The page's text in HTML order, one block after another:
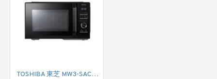
TOSHIBA 東芝 MW3-SAC24SE(BK) 智能氣炸烤焗爐